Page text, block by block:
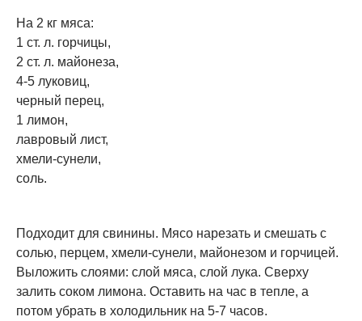
На 2 кг мяса:
1 ст. л. горчицы,
2 ст. л. майонеза,
4-5 луковиц,
черный перец,
1 лимон,
лавровый лист,
хмели-сунели,
соль.
Подходит для свинины. Мясо нарезать и смешать с
солью, перцем, хмели-сунели, майонезом и горчицей.
Выложить слоями: слой мяса, слой лука. Сверху
залить соком лимона. Оставить на час в тепле, а
потом убрать в холодильник на 5-7 часов.